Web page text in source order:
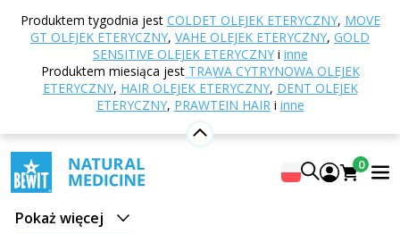
Produktem tygodnia jest COLDET OLEJEK ETERYCZNY, MOVE
GT OLEJEK ETERYCZNY, VAHE OLEJEK ETERYCZNY, GOLD
SENSITIVE OLEJEK ETERYCZNYi inne
Produktem miesiąca jest TRAWA CYTRYNOWA OLEJEK
ETERYCZNY, HAIR OLEJEK ETERYCZNY, DENT OLEJEK
ETERYCZNY, PRAWTEIN HAIRi inne
0
Strona główna
Opakowania i akcesoria
Dozowniki i zakrętki
Pipety i zakraplacze
Pipety i zakraplacze
Pipety i zakraplacze BEWITto niezbędne akcesoria
dla każdego, kto chce używać swoich
eterycznych, serum czy mieszanek
z maksymalną
szkła i trwałych materiałów
Pokaż więcej